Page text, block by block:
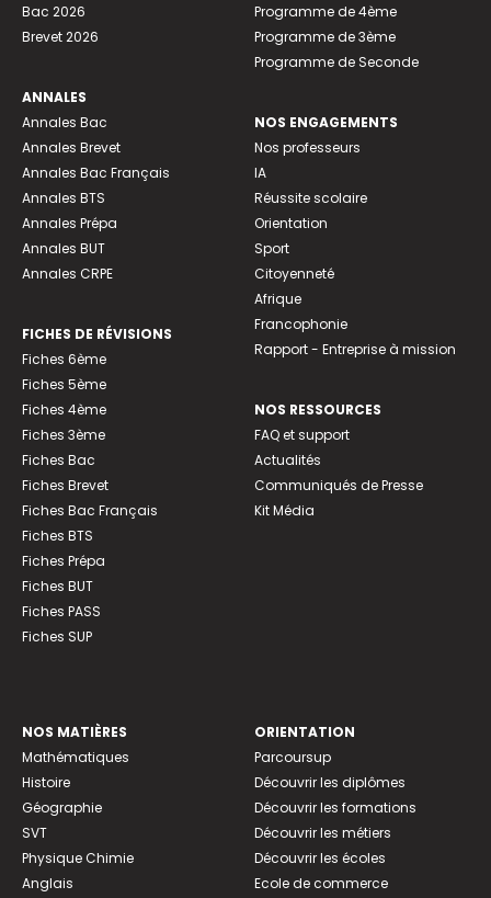
Bac 2026
Brevet 2026
ANNALES
Annales Bac
Annales Brevet
Annales Bac Français
Annales BTS
Annales Prépa
Annales BUT
Annales CRPE
FICHES DE RÉVISIONS
Fiches 6ème
Fiches 5ème
Fiches 4ème
Fiches 3ème
Fiches Bac
Fiches Brevet
Fiches Bac Français
Fiches BTS
Fiches Prépa
Fiches BUT
Fiches PASS
Fiches SUP
Programme de 4ème
Programme de 3ème
Programme de Seconde
NOS ENGAGEMENTS
Nos professeurs
IA
Réussite scolaire
Orientation
Sport
Citoyenneté
Afrique
Francophonie
Rapport - Entreprise à mission
NOS RESSOURCES
FAQ et support
Actualités
Communiqués de Presse
Kit Média
NOS MATIÈRES
Mathématiques
Histoire
Géographie
SVT
Physique Chimie
Anglais
ORIENTATION
Parcoursup
Découvrir les diplômes
Découvrir les formations
Découvrir les métiers
Découvrir les écoles
Ecole de commerce